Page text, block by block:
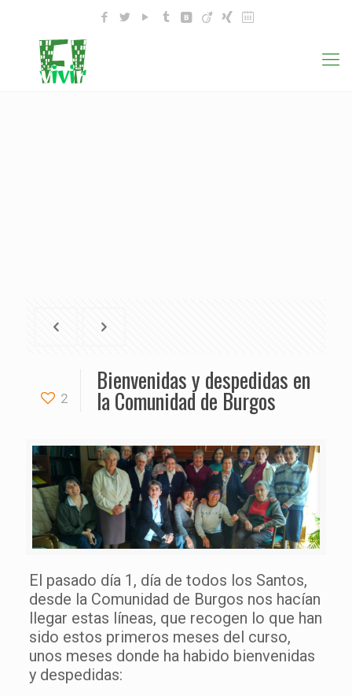
2
Bienvenidas y despedidas en
la Comunidad de Burgos
El pasado día 1, día de todos los Santos,
desde la Comunidad de Burgos nos hacían
llegar estas líneas, que recogen lo que han
sido estos primeros meses del curso,
unos meses donde ha habido bienvenidas
y despedidas: